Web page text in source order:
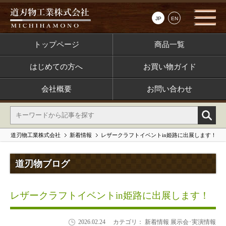
JP EN
トップページ 商品一覧
はじめての方へ お買い物ガイド
会社概要 お問い合わせ
道刃物工業株式会社 新着情報 レザークラフトイベントin姫路に出展します！
道刃物ブログ
レザークラフトイベントin姫路に出展します！
2026.02.24 カテゴリ： 新着情報 展示会･実演情報